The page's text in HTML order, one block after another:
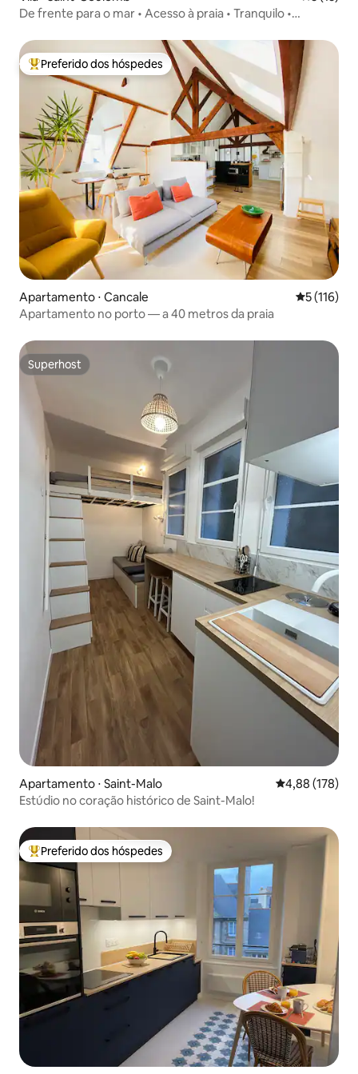
De frente para o mar • Acesso à praia • Tranquilo •
Entre os melhores preferidos dos hóspedes
Preferido dos hóspedes
Apartamento ⋅ Cancale 5 de uma
5 (116)
Apartamento no porto — a 40 metros da praia
Superhost
Superhost
Apartamento ⋅ Saint-Malo 4,88 de uma
4,88 (178)
Estúdio no coração histórico de Saint-Malo!
Entre os melhores preferidos dos hóspedes
Preferido dos hóspedes